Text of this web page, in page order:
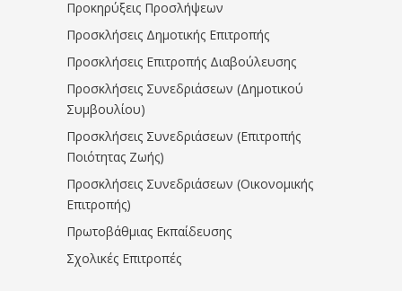
Προκηρύξεις Προσλήψεων
Προσκλήσεις Δημοτικής Επιτροπής
Προσκλήσεις Επιτροπής Διαβούλευσης
Προσκλήσεις Συνεδριάσεων (Δημοτικού
Συμβουλίου)
Προσκλήσεις Συνεδριάσεων (Επιτροπής
Ποιότητας Ζωής)
Προσκλήσεις Συνεδριάσεων (Οικονομικής
Επιτροπής)
Πρωτοβάθμιας Εκπαίδευσης
Σχολικές Επιτροπές